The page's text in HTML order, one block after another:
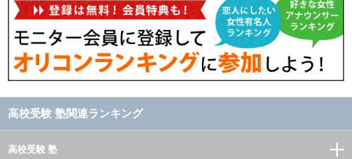
高校受験 塾関連ランキング
高校受験 塾